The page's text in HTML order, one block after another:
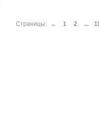
Страницы: ← 1 2 ...